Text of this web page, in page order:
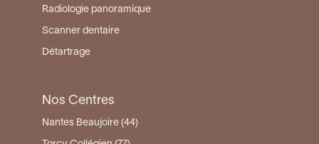
Radiologie panoramique
Scanner dentaire
Détartrage
Nos Centres
Nantes Beaujoire (44)